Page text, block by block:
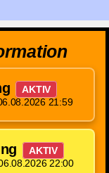
AKTIV
21:59
AKTIV
22:00